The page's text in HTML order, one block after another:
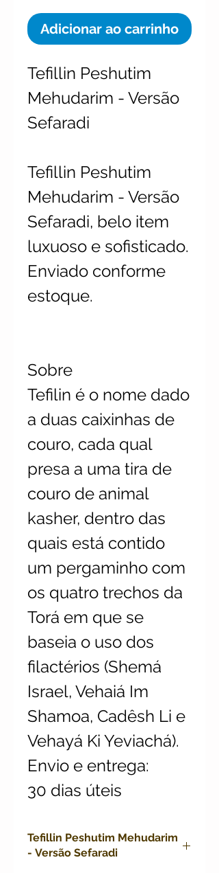
Adicionar ao carrinho
Tefillin Peshutim
Mehudarim - Versão
Sefaradi
Tefillin Peshutim
Mehudarim - Versão
Sefaradi, belo item
luxuoso e sofisticado.
Enviado conforme
estoque.
Sobre
Tefilin é o nome dado
a duas caixinhas de
couro, cada qual
presa a uma tira de
couro de animal
kasher, dentro das
quais está contido
um pergaminho com
os quatro trechos da
Torá em que se
baseia o uso dos
filactérios (Shemá
Israel, Vehaiá Im
Shamoa, Cadêsh Li e
Vehayá Ki Yeviachá).
Envio e entrega:
30 dias úteis
Tefillin Peshutim Mehudarim
- Versão Sefaradi